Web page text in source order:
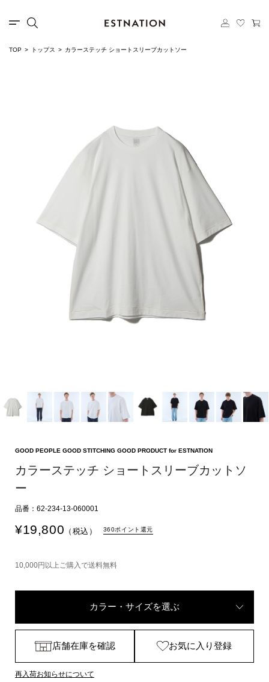
TOP トップス カラーステッチ ショートスリーブカットソー
GOOD PEOPLE GOOD STITCHING GOOD PRODUCT for ESTNATION
カラーステッチ ショートスリーブカットソ
ー
品番：62-234-13-060001
¥19,800 （税込） 360ポイント還元
10,000円以上ご購入で送料無料
カラー・サイズを選ぶ
店舗在庫を確認 お気に入り登録
再入荷お知らせについて